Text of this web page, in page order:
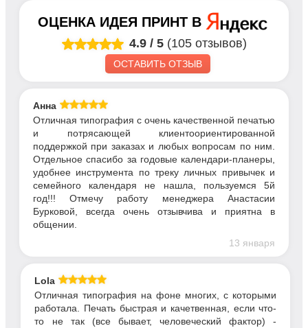
ОЦЕНКА ИДЕЯ ПРИНТ В
4.9 / 5 (105 отзывов)
ОСТАВИТЬ ОТЗЫВ
Анна
Отличная типография с очень качественной печатью
и потрясающей клиентоориентированной
поддержкой при заказах и любых вопросам по ним.
Отдельное спасибо за годовые календари-планеры,
удобнее инструмента по треку личных привычек и
семейного календаря не нашла, пользуемся 5й
год!!! Отмечу работу менеджера Анастасии
Бурковой, всегда очень отзывчива и приятна в
общении.
13 января
Lola
Отличная типография на фоне многих, с которыми
работала. Печать быстрая и качетвенная, если что-
то не так (все бывает, человеческий фактор) -